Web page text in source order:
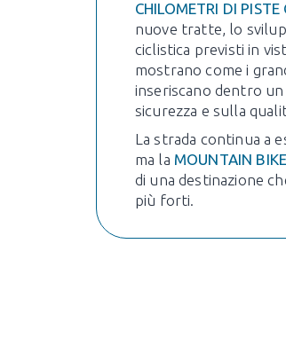
CHILOMETRI DI
nuove tratte, lo
ciclistica previsti in
mostrano come i
inseriscano dentro
sicurezza e sulla
La strada continua a
ma la MOUNTAIN BIKE
di una destinazione
più forti.